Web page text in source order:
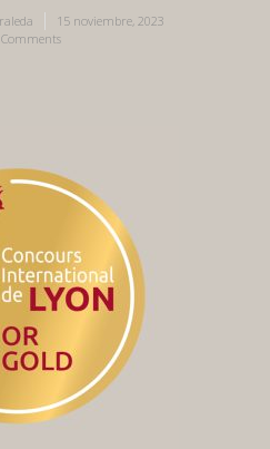
15 noviembre, 2023